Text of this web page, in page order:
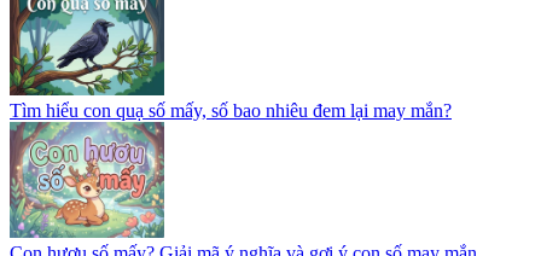
Tìm hiểu con quạ số mấy, số bao nhiêu đem lại may mắn?